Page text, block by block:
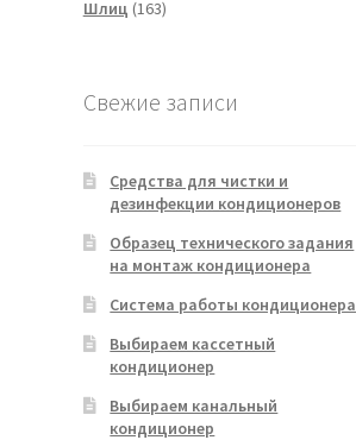
Шлиц 163163
Свежие записи
Средства для чистки и
дезинфекции кондиционеров
Образец технического задания
на монтаж кондиционера
Система работы кондиционера
Выбираем кассетный
кондиционер
Выбираем канальный
кондиционер